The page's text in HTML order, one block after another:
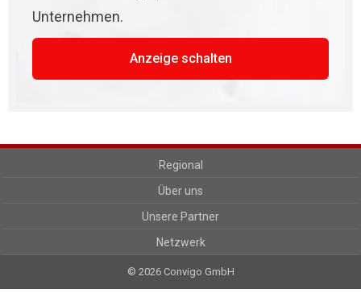
Unternehmen.
Anzeige schalten
Regional
Über uns
Unsere Partner
Netzwerk
© 2026 Convigo GmbH